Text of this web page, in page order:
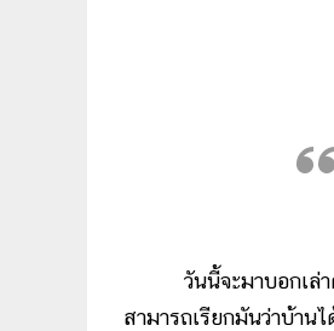
วันนี้จะมาบอกเล่
สามารถเรียกมันว่าบ้าน